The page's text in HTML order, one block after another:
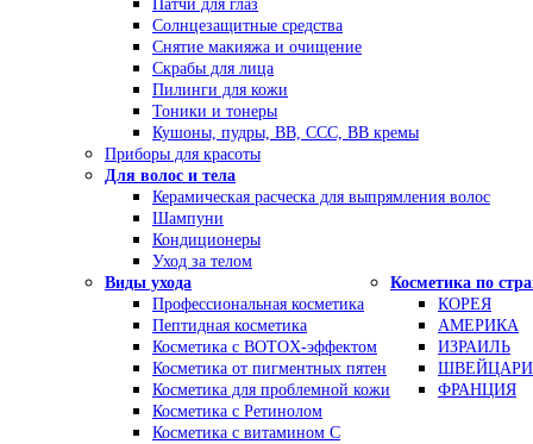
Патчи для глаз
Солнцезащитные средства
Снятие макияжа и очищение
Скрабы для лица
Пилинги для кожи
Тоники и тонеры
Кушоны, пудры, ВВ, ССС, ВВ кремы
Приборы для красоты
Для волос и тела
Керамическая расческа для выпрямления волос
Шампуни
Кондиционеры
Уход за телом
Виды ухода
Профессиональная косметика
Пептидная косметика
Косметика с BOTOX-эффектом
Косметика от пигментных пятен
Косметика для проблемной кожи
Косметика с Ретинолом
Косметика с витамином С
Косметика по
КОРЕЯ
АМЕРИКА
ИЗРАИЛЬ
ФРАНЦИЯ